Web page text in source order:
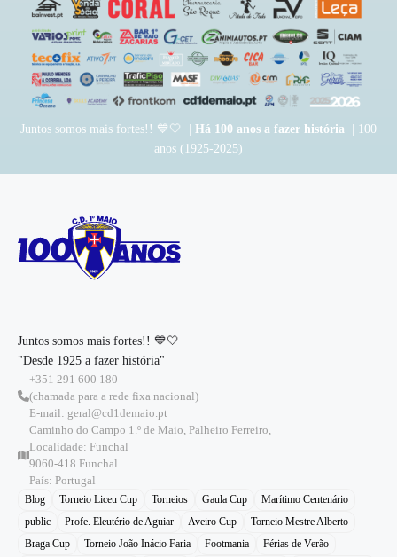
Juntos somos mais fortes!! 💙🤍 | Há 100 anos a fazer história | 100
anos (1925-2025)
Juntos somos mais fortes!! 💙🤍
"Desde 1925 a fazer história"
+351 291 600 180
(chamada para a rede fixa nacional)
E-mail: geral@cd1demaio.pt
Caminho do Campo 1.º de Maio, Palheiro Ferreiro,
Localidade: Funchal
9060-418 Funchal
País: Portugal
Blog Torneio Liceu Cup Torneios Gaula Cup
Marítimo Centenário
public
Profe. Eleutério de Aguiar Aveiro Cup
Torneio Mestre Alberto
Braga Cup
Torneio João Inácio Faria Footmania Férias de Verão